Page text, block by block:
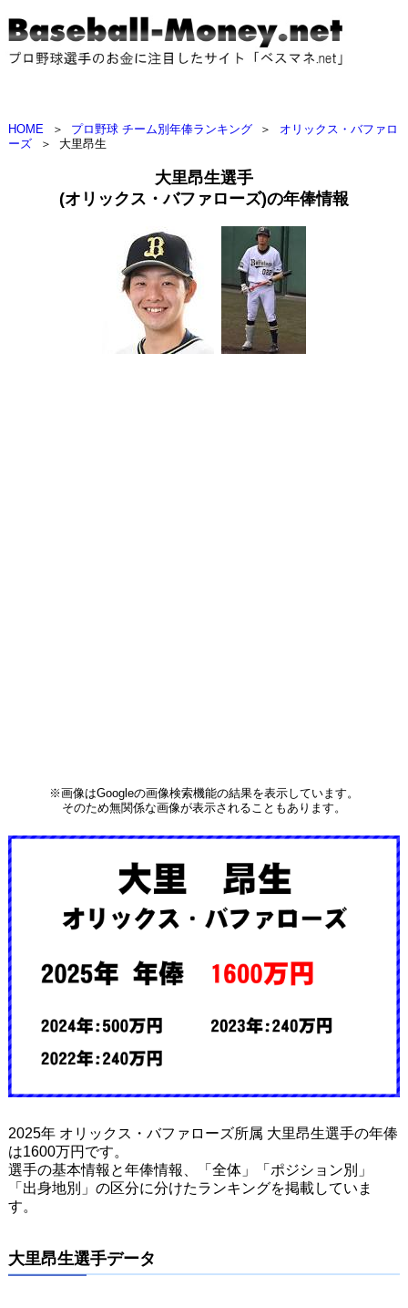
HOME ＞ プロ野球 チーム別年俸ランキング ＞
オリックス・バファロ
ーズ
＞ 大里昂生
大里昂生選手
(オリックス・バファローズ)の年俸情報
※画像はGoogleの画像検索機能の結果を表示しています。
そのため無関係な画像が表示されることもあります。
2025年 オリックス・バファローズ所属 大里昂生選手の年俸
は1600万円です。
選手の基本情報と年俸情報、「全体」「ポジション別」
「出身地別」の区分に分けたランキングを掲載していま
す。
大里昂生選手データ